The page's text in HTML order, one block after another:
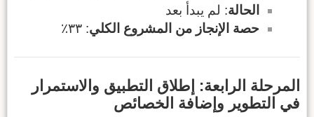
الحالة: لم يبدأ بعد
حصة الإنجاز من المشروع الكلي: ٣٣٪
المرحلة الرابعة: إطلاق التطبيق والاستمرار
في التطوير وإضافة الخصائص